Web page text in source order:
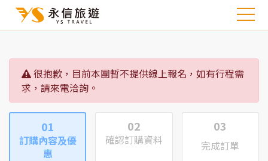
很抱歉，目前本團暫不提供線上報名，如有行程需
求，請來電洽詢。
01
訂購內容及優
惠
02
確認訂購資料
03
完成訂單